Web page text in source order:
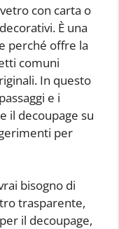
con carta o
È una
perché offre la
comuni
In questo
e i
il decoupage su
per
bisogno di
trasparente,
il decoupage,